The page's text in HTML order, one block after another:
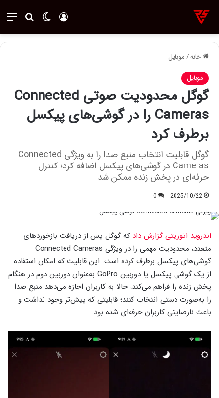
تغییر پوسته ورود
خانه/موبایل
موبایل
گوگل محدودیت صوتی Connected
Cameras را در گوشی‌های پیکسل
برطرف کرد
گوگل قابلیت انتخاب منبع صدا را به ویژگی Connected
Cameras در گوشی‌های پیکسل اضافه کرد؛ کنترل
حرفه‌ای در پخش زنده ممکن شد
2025/10/22
0
اندروید اتوریتی گزارش داد که گوگل پس از دریافت بازخوردهای
متعدد، محدودیت مهمی را در ویژگی Connected Cameras
گوشی‌های پیکسل برطرف کرده است. این قابلیت که امکان استفاده
از یک گوشی پیکسل یا دوربین GoPro به‌عنوان دوربین دوم در هنگام
پخش زنده را فراهم می‌کند، حالا به کاربران اجازه می‌دهد منبع صدا
را به‌صورت دستی انتخاب کنند؛ قابلیتی که پیش‌تر وجود نداشت و
باعث نارضایتی کاربران حرفه‌ای شده بود.